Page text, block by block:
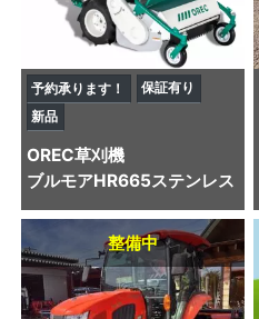
予約承ります！
保証有り
新品
OREC草刈機
ブルモアHR665ステンレス
整備中